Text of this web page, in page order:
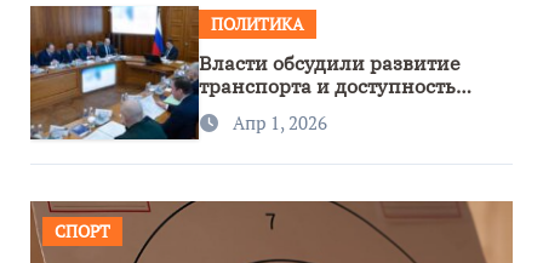
ПОЛИТИКА
Власти обсудили развитие
транспорта и доступность
региона
Апр 1, 2026
СПОРТ